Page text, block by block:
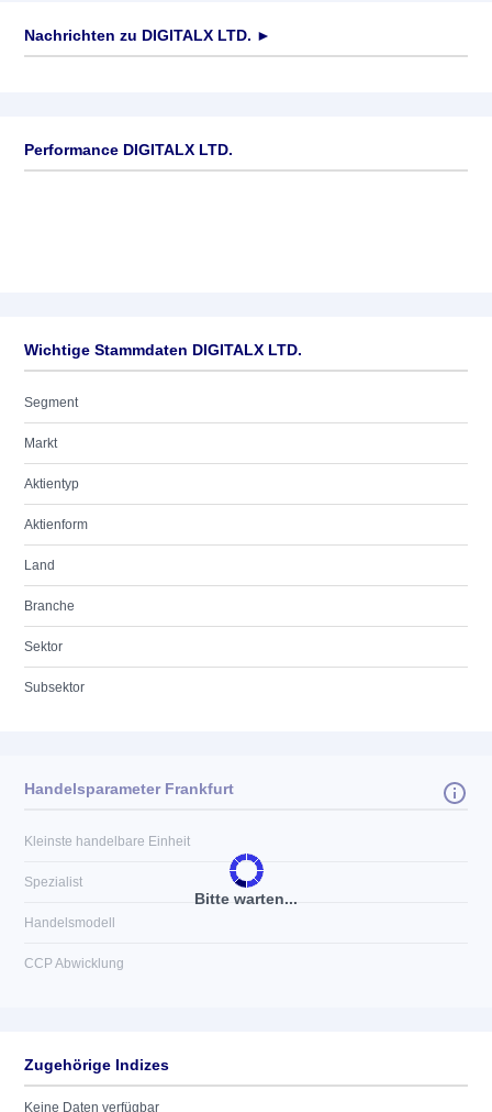
Nachrichten zu DIGITALX LTD. ►
Performance DIGITALX LTD.
Wichtige Stammdaten DIGITALX LTD.
Segment
Markt
Aktientyp
Aktienform
Land
Branche
Sektor
Subsektor
Bitte warten...
Handelsparameter Frankfurt
Kleinste handelbare Einheit
Spezialist
Handelsmodell
CCP Abwicklung
Zugehörige Indizes
Keine Daten verfügbar